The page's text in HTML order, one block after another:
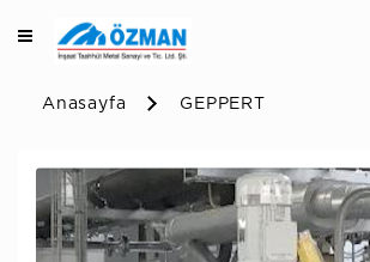
Anasayfa GEPPERT